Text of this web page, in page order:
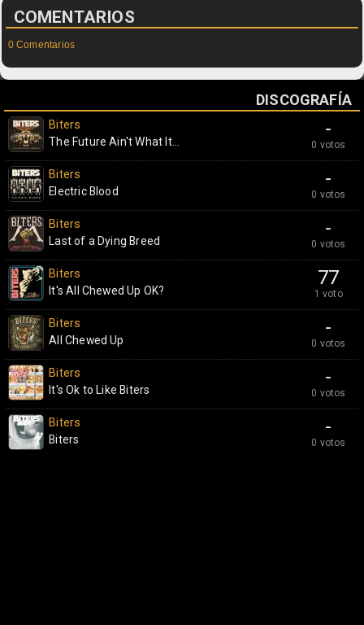
COMENTARIOS
0 Comentarios
DISCOGRAFÍA
-
0 votos
Biters
The Future Ain't What It...
-
0 votos
Biters
Electric Blood
-
0 votos
Biters
Last of a Dying Breed
77
1 voto
Biters
It's All Chewed Up OK?
-
0 votos
Biters
All Chewed Up
-
0 votos
Biters
It's Ok to Like Biters
-
0 votos
Biters
Biters